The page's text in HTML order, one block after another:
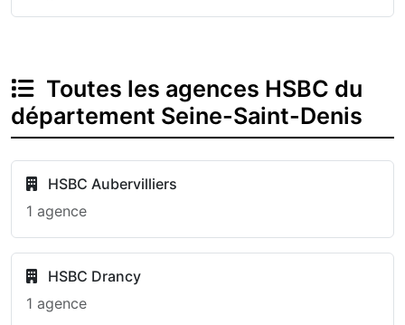
Toutes les agences HSBC du
département Seine-Saint-Denis
HSBC Aubervilliers
1 agence
HSBC Drancy
1 agence